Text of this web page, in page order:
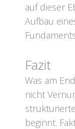
auf dieser
Aufbau
Fazit
Was am
nicht
beginnt.